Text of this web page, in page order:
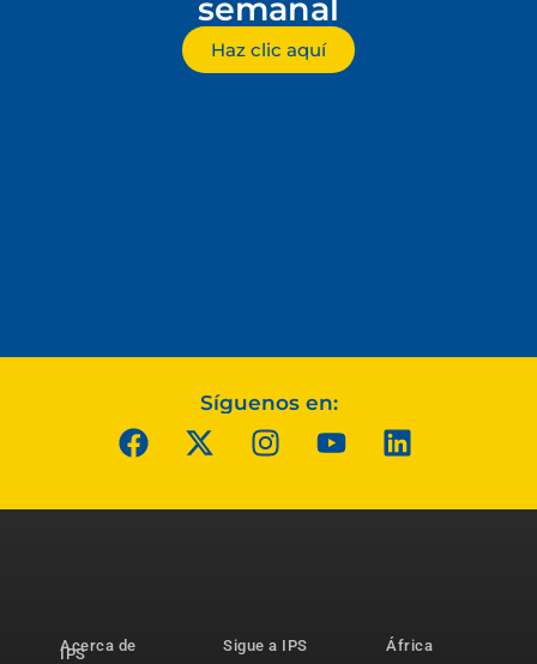
semanal
Haz clic aquí
Síguenos en:
Acerca de
IPS
Sigue a IPS
África